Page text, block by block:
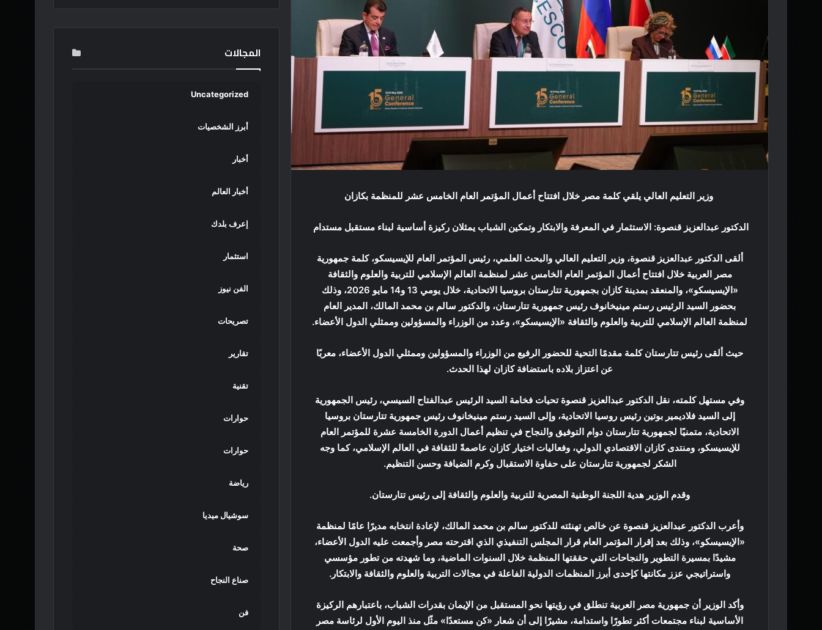
وزير التعليم العالي يلقي كلمة مصر خلال افتتاح أعمال المؤتمر العام الخامس عشر للمنظمة بكازان
الدكتور عبدالعزيز قنصوة: الاستثمار في المعرفة والابتكار وتمكين الشباب يمثلان ركيزة أساسية لبناء مستقبل مستدام
ألقى الدكتور عبدالعزيز قنصوة، وزير التعليم العالي والبحث العلمي، رئيس المؤتمر العام للإيسيسكو، كلمة جمهورية
مصر العربية خلال افتتاح أعمال المؤتمر العام الخامس عشر لمنظمة العالم الإسلامي للتربية والعلوم والثقافة
«الإيسيسكو»، والمنعقد بمدينة كازان بجمهورية تتارستان بروسيا الاتحادية، خلال يومي 13 و14 مايو 2026، وذلك
بحضور السيد الرئيس رستم مينيخانوف رئيس جمهورية تتارستان، والدكتور سالم بن محمد المالك، المدير العام
لمنظمة العالم الإسلامي للتربية والعلوم والثقافة «الإيسيسكو»، وعدد من الوزراء والمسؤولين وممثلي الدول الأعضاء.
حيث ألقى رئيس تتارستان كلمة مقدمًا التحية للحضور الرفيع من الوزراء والمسؤولين وممثلي الدول الأعضاء، معربًا
عن اعتزاز بلاده باستضافة كازان لهذا الحدث.
وفي مستهل كلمته، نقل الدكتور عبدالعزيز قنصوة تحيات فخامة السيد الرئيس عبدالفتاح السيسي، رئيس الجمهورية
إلى السيد فلاديمير بوتين رئيس روسيا الاتحادية، وإلى السيد رستم مينيخانوف رئيس جمهورية تتارستان بروسيا
الاتحادية، متمنيًا لجمهورية تتارستان دوام التوفيق والنجاح في تنظيم أعمال الدورة الخامسة عشرة للمؤتمر العام
للإيسيسكو، ومنتدى كازان الاقتصادي الدولي، وفعاليات اختيار كازان عاصمةً للثقافة في العالم الإسلامي، كما وجه
الشكر لجمهورية تتارستان على حفاوة الاستقبال وكرم الضيافة وحسن التنظيم.
وقدم الوزير هدية اللجنة الوطنية المصرية للتربية والعلوم والثقافة إلى رئيس تتارستان.
وأعرب الدكتور عبدالعزيز قنصوة عن خالص تهنئته للدكتور سالم بن محمد المالك، لإعادة انتخابه مديرًا عامًا لمنظمة
«الإيسيسكو»، وذلك بعد إقرار المؤتمر العام قرار المجلس التنفيذي الذي اقترحته مصر وأجمعت عليه الدول الأعضاء،
مشيدًا بمسيرة التطوير والنجاحات التي حققتها المنظمة خلال السنوات الماضية، وما شهدته من تطور مؤسسي
واستراتيجي عزز مكانتها كإحدى أبرز المنظمات الدولية الفاعلة في مجالات التربية والعلوم والثقافة والابتكار.
وأكد الوزير أن جمهورية مصر العربية تنطلق في رؤيتها نحو المستقبل من الإيمان بقدرات الشباب، باعتبارهم الركيزة
الأساسية لبناء مجتمعات أكثر تطورًا واستدامة، مشيرًا إلى أن شعار «كن مستعدًا» مثّل منذ اليوم الأول لرئاسة مصر
المجالات
Uncategorized
أبرز الشخصيات
أخبار
أخبار العالم
إعرف بلدك
استثمار
الفن نيوز
تصريحات
تقارير
تقنية
حوارات
حوارات
رياضة
سوشيال ميديا
صحة
صناع النجاح
فن